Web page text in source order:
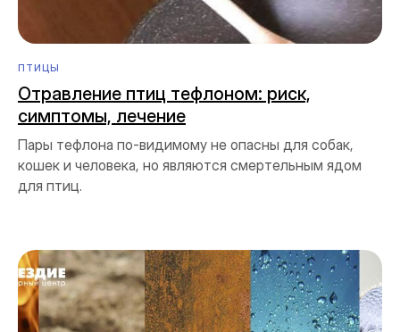
ПТИЦЫ
Отравление птиц тефлоном: риск,
симптомы, лечение
Пары тефлона по-видимому не опасны для собак,
кошек и человека, но являются смертельным ядом
для птиц.